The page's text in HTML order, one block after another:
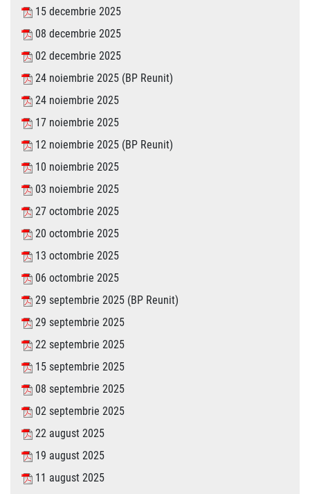
15 decembrie 2025
08 decembrie 2025
02 decembrie 2025
24 noiembrie 2025 (BP Reunit)
24 noiembrie 2025
17 noiembrie 2025
12 noiembrie 2025 (BP Reunit)
10 noiembrie 2025
03 noiembrie 2025
27 octombrie 2025
20 octombrie 2025
13 octombrie 2025
06 octombrie 2025
29 septembrie 2025 (BP Reunit)
29 septembrie 2025
22 septembrie 2025
15 septembrie 2025
08 septembrie 2025
02 septembrie 2025
22 august 2025
19 august 2025
11 august 2025